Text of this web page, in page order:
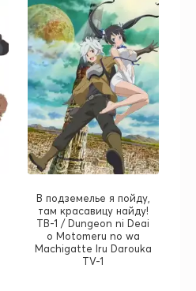
В подземелье я пойду,
там красавицу найду!
ТВ-1 / Dungeon ni Deai
o Motomeru no wa
Machigatte Iru Darouka
TV-1